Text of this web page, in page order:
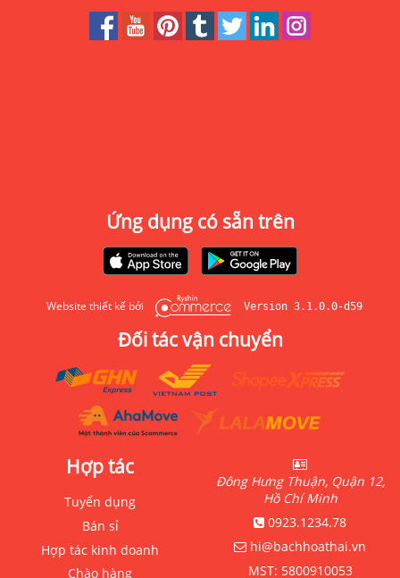
Ứng dụng có sẵn trên
Website thiết kế bởi Version 3.1.0.0-d59
Đối tác vận chuyển
Hợp tác
Tuyển dụng
Bán sỉ
Hợp tác kinh doanh
Chào hàng
Đông Hưng Thuận, Quận 12,
Hồ Chí Minh
0923.1234.78
hi@bachhoathai.vn
MST: 5800910053